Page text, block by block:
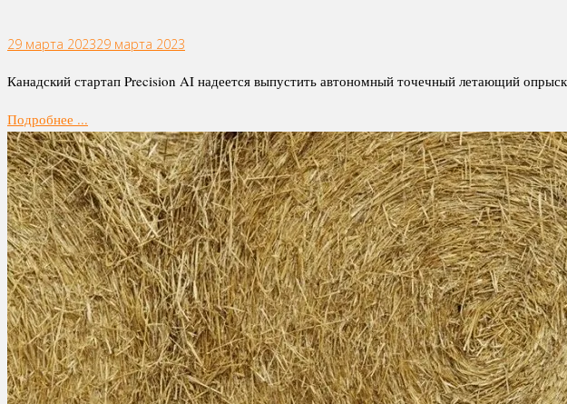
29 марта 202329 марта 2023
Канадский стартап Precision AI надеется выпустить автономный точечный летающий
Подробнее ...